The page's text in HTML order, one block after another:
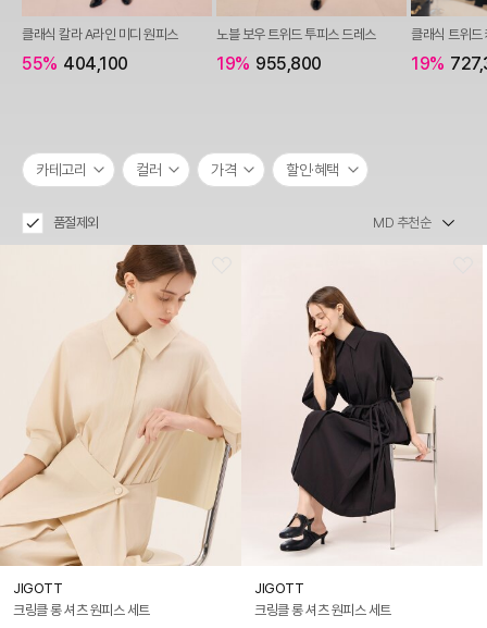
클래식 칼라 A라인 미디 원피스
55% 404,100
노블 보우 트위드 투피스 드레스
19% 955,800
클래식 트위드
19%
카테고리 컬러 가격 할인·혜택
품절제외
JIGOTT
크링클 롱 셔츠 원피스 세트
JIGOTT
크링클 롱 셔츠 원피스 세트